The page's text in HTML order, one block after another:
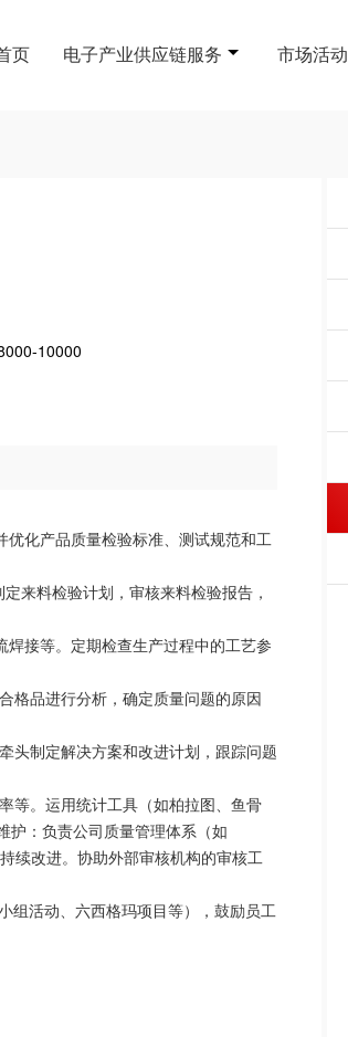
页 电子产业供应链服务 市场活动
10000
优化产品质量检验标准、测试规范和工
来料检验计划，审核来料检验报告，
接等。定期检查生产过程中的工艺参
格品进行分析，确定质量问题的原因
头制定解决方案和改进计划，跟踪问题
等。运用统计工具（如柏拉图、鱼骨
护：负责公司质量管理体系（如
续改进。协助外部审核机构的审核工
组活动、六西格玛项目等），鼓励员工